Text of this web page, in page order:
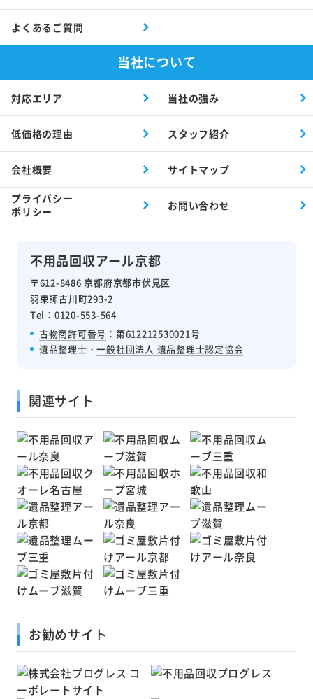
不用品回収アール京都
〒612-8486 京都府京都市伏見区
羽束師古川町293-2
Tel：0120-553-564
古物商許可番号 ：第612212530021号
遺品整理士・一般社団法人 遺品整理士認定協会
よくあるご質問
当社について
対応エリア 当社の強み
低価格の理由 スタッフ紹介
会社概要 サイトマップ
プライバシー
ポリシー
お問い合わせ
関連サイト
お勧めサイト